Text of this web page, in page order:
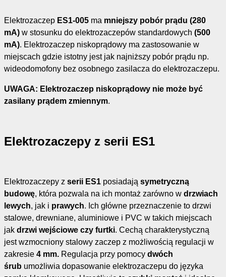
Elektrozaczep ES1-005 ma mniejszy pobór prądu (280
mA) w stosunku do elektrozaczepów standardowych (500
mA). Elektrozaczep niskoprądowy ma zastosowanie w
miejscach gdzie istotny jest jak najniższy pobór prądu np.
wideodomofony bez osobnego zasilacza do elektrozaczepu.
UWAGA: Elektrozaczep niskoprądowy nie może być
zasilany prądem zmiennym.
Elektrozaczepy z serii ES1
Elektrozaczepy z serii ES1 posiadają symetryczną
budowę, która pozwala na ich montaż zarówno w drzwiach
lewych, jak i prawych. Ich główne przeznaczenie to drzwi
stalowe, drewniane, aluminiowe i PVC w takich miejscach
jak drzwi wejściowe czy furtki. Cechą charakterystyczną
jest wzmocniony stalowy zaczep z możliwością regulacji w
zakresie 4 mm. Regulacja przy pomocy dwóch
śrub umożliwia dopasowanie elektrozaczepu do języka